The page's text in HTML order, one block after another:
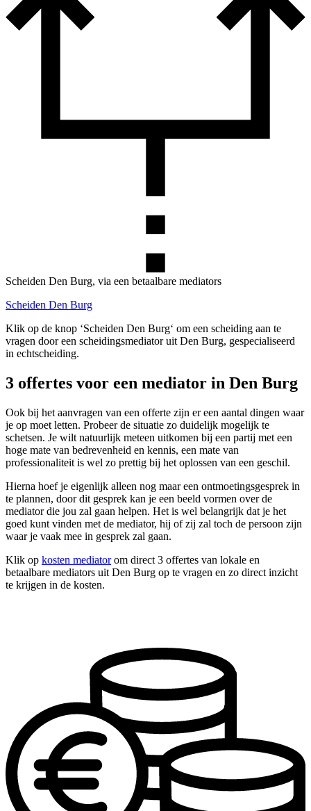
Scheiden Den Burg, via een betaalbare mediators
Scheiden Den Burg
Klik op de knop ‘Scheiden Den Burg‘ om een scheiding aan te
vragen door een scheidingsmediator uit Den Burg, gespecialiseerd
in echtscheiding.
3 offertes voor een mediator in Den Burg
Ook bij het aanvragen van een offerte zijn er een aantal dingen waar
je op moet letten. Probeer de situatie zo duidelijk mogelijk te
schetsen. Je wilt natuurlijk meteen uitkomen bij een partij met een
hoge mate van bedrevenheid en kennis, een mate van
professionaliteit is wel zo prettig bij het oplossen van een geschil.
Hierna hoef je eigenlijk alleen nog maar een ontmoetingsgesprek in
te plannen, door dit gesprek kan je een beeld vormen over de
mediator die jou zal gaan helpen. Het is wel belangrijk dat je het
goed kunt vinden met de mediator, hij of zij zal toch de persoon zijn
waar je vaak mee in gesprek zal gaan.
Klik op kosten mediatorom direct 3 offertes van lokale en
betaalbare mediators uit Den Burg op te vragen en zo direct inzicht
te krijgen in de kosten.